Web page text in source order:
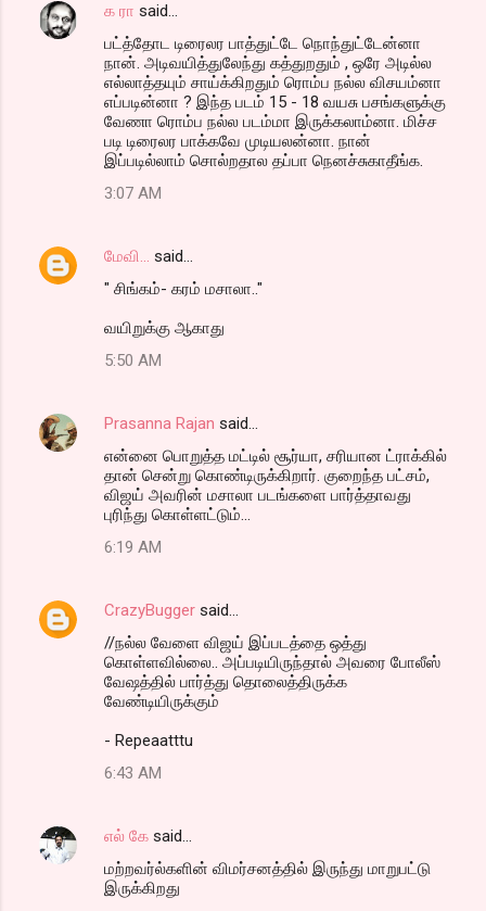
க ரா said…
பட்த்தோட டிரைலர பாத்துட்டே நொந்துட்டேன்னா
நான். அடிவயித்துலேந்து கத்துறதும் , ஒரே அடில்ல
எல்லாத்தயும் சாய்க்கிறதும் ரொம்ப நல்ல விசயம்னா
எப்படின்னா ? இந்த படம் 15 - 18 வயசு பசங்களுக்கு
வேணா ரொம்ப நல்ல படம்மா இருக்கலாம்னா. மிச்ச
படி டிரைலர பாக்கவே முடியலன்னா. நான்
இப்படில்லாம் சொல்றதால தப்பா நெனச்சுகாதீங்க.
3:07 AM
மேவி... said…
" சிங்கம்- கரம் மசாலா.."
வயிறுக்கு ஆகாது
5:50 AM
Prasanna Rajan said…
என்னை பொறுத்த மட்டில் சூர்யா, சரியான ட்ராக்கில்
தான் சென்று கொண்டிருக்கிறார். குறைந்த பட்சம்,
விஜய் அவரின் மசாலா படங்களை பார்த்தாவது
புரிந்து கொள்ளட்டும்...
6:19 AM
CrazyBugger said…
//நல்ல வேளை விஜய் இப்படத்தை ஒத்து
கொள்ளவில்லை.. அப்படியிருந்தால் அவரை போலீஸ்
வேஷத்தில் பார்த்து தொலைத்திருக்க
வேண்டியிருக்கும்
- Repeaatttu
6:43 AM
எல் கே said…
மற்றவர்ல்களின் விமர்சனத்தில் இருந்து மாறுபட்டு
இருக்கிறது